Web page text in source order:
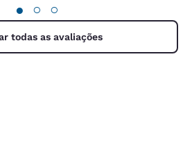
● ○ ○
todas as avaliações